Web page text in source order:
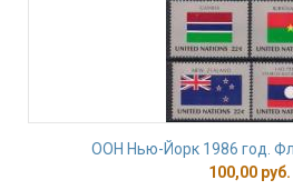
ООН Нью-Йорк 1986 год.
100,00 руб.